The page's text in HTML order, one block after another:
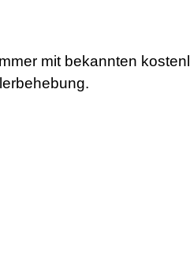
mit bekannten